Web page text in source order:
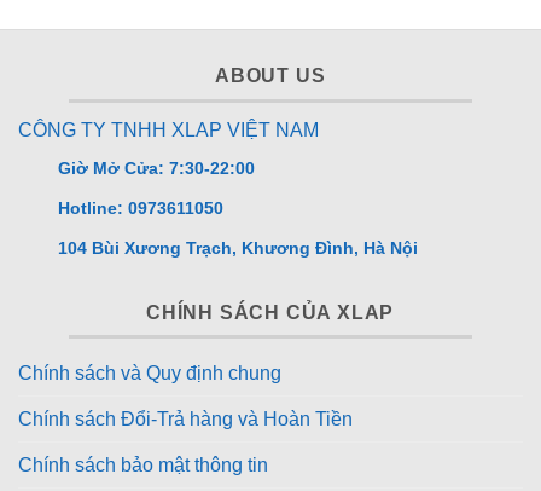
ABOUT US
CÔNG TY TNHH XLAP VIỆT NAM
Giờ Mở Cửa: 7:30-22:00
Hotline: 0973611050
104 Bùi Xương Trạch, Khương Đình, Hà Nội
CHÍNH SÁCH CỦA XLAP
Chính sách và Quy định chung
Chính sách Đổi-Trả hàng và Hoàn Tiền
Chính sách bảo mật thông tin